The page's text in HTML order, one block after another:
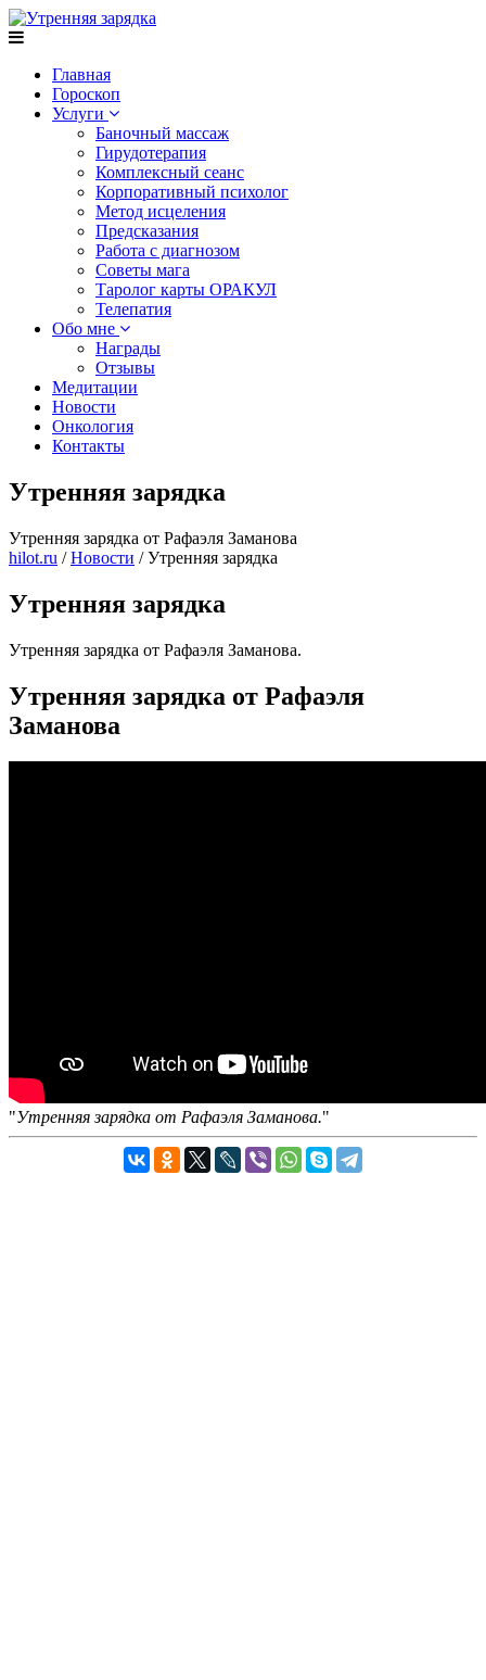
Главная
Гороскоп
Услуги
Баночный массаж
Гирудотерапия
Комплексный сеанс
Корпоративный психолог
Метод исцеления
Предсказания
Работа с диагнозом
Советы мага
Таролог карты ОРАКУЛ
Телепатия
Обо мне
Награды
Отзывы
Медитации
Новости
Онкология
Контакты
Утренняя зарядка
Утренняя зарядка от Рафаэля Заманова
hilot.ru /Новости /Утренняя зарядка
Утренняя зарядка
Утренняя зарядка от Рафаэля Заманова.
Утренняя зарядка от Рафаэля
Заманова
Утренняя зарядка от Рафаэля Заманова.